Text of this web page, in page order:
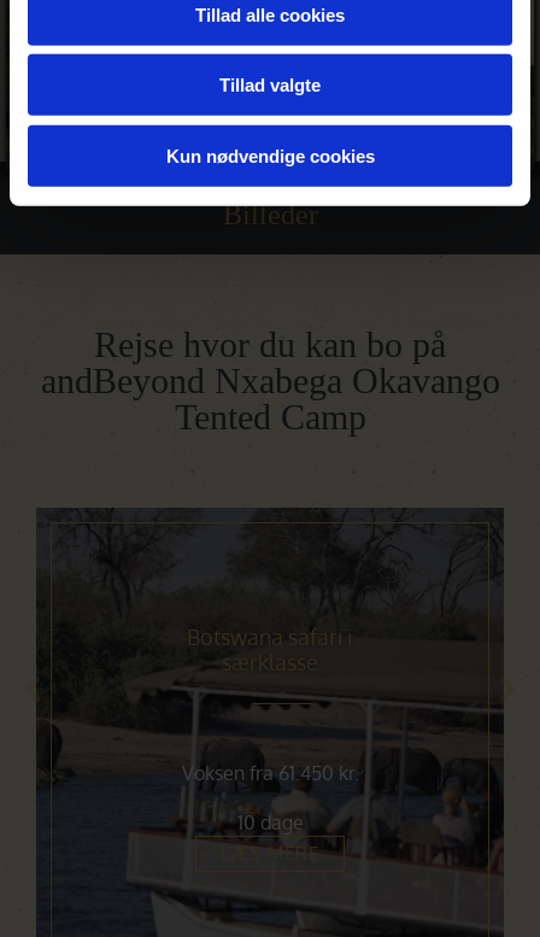
Tillad alle cookies
Tillad valgte
Kun nødvendige cookies
Billeder
Rejse hvor du kan bo på
andBeyond Nxabega Okavango
Tented Camp
Botswana safari i
særklasse
Voksen fra 61.450 kr.
10 dage
LÆS MERE